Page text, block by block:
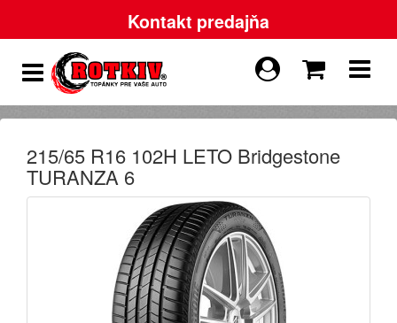
Kontakt predajňa
215/65 R16 102H LETO Bridgestone
TURANZA 6